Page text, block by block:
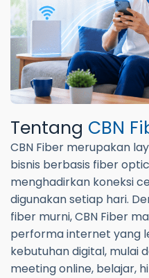
Tentang CBN
CBN Fiber merupakan
bisnis berbasis fiber
menghadirkan koneksi
digunakan setiap hari.
fiber murni, CBN Fiber
performa internet yang
kebutuhan digital, mulai
meeting online, belajar,